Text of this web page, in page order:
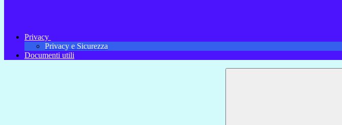
Privacy
Privacy e Sicurezza
Documenti utili